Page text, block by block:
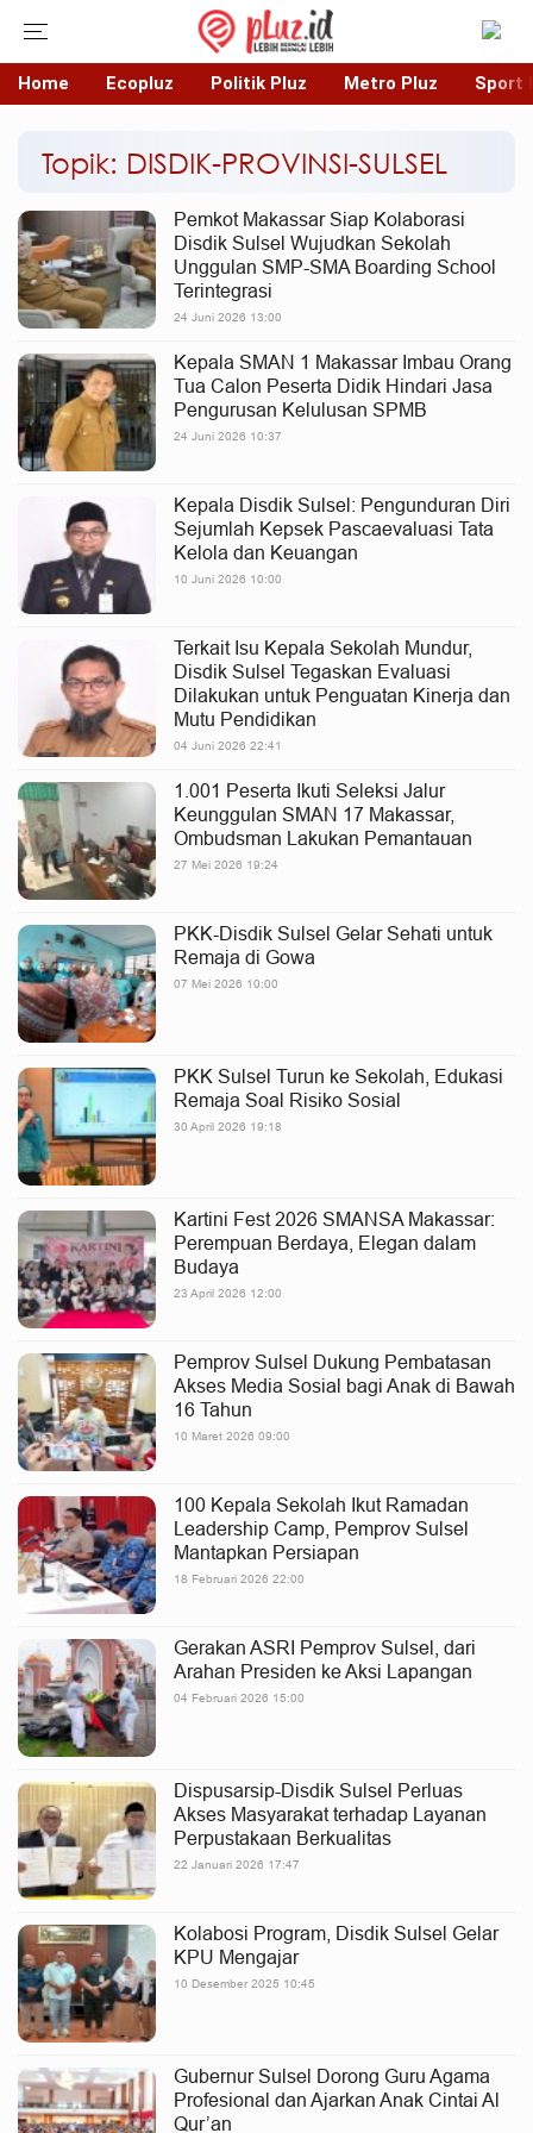
Home Ecopluz Politik Pluz Metro Pluz Sport
Topik: DISDIK-PROVINSI-SULSEL
Pemkot Makassar Siap Kolaborasi
Disdik Sulsel Wujudkan Sekolah
Unggulan SMP-SMA Boarding School
Terintegrasi
24 Juni 2026 13:00
Kepala SMAN 1 Makassar Imbau Orang
Tua Calon Peserta Didik Hindari Jasa
Pengurusan Kelulusan SPMB
24 Juni 2026 10:37
Kepala Disdik Sulsel: Pengunduran Diri
Sejumlah Kepsek Pascaevaluasi Tata
Kelola dan Keuangan
10 Juni 2026 10:00
Terkait Isu Kepala Sekolah Mundur,
Disdik Sulsel Tegaskan Evaluasi
Dilakukan untuk Penguatan Kinerja dan
Mutu Pendidikan
04 Juni 2026 22:41
1.001 Peserta Ikuti Seleksi Jalur
Keunggulan SMAN 17 Makassar,
Ombudsman Lakukan Pemantauan
27 Mei 2026 19:24
PKK-Disdik Sulsel Gelar Sehati untuk
Remaja di Gowa
07 Mei 2026 10:00
PKK Sulsel Turun ke Sekolah, Edukasi
Remaja Soal Risiko Sosial
30 April 2026 19:18
Kartini Fest 2026 SMANSA Makassar:
Perempuan Berdaya, Elegan dalam
Budaya
23 April 2026 12:00
Pemprov Sulsel Dukung Pembatasan
Akses Media Sosial bagi Anak di Bawah
16 Tahun
10 Maret 2026 09:00
100 Kepala Sekolah Ikut Ramadan
Leadership Camp, Pemprov Sulsel
Mantapkan Persiapan
18 Februari 2026 22:00
Gerakan ASRI Pemprov Sulsel, dari
Arahan Presiden ke Aksi Lapangan
04 Februari 2026 15:00
Dispusarsip-Disdik Sulsel Perluas
Akses Masyarakat terhadap Layanan
Perpustakaan Berkualitas
22 Januari 2026 17:47
Kolabosi Program, Disdik Sulsel Gelar
KPU Mengajar
10 Desember 2025 10:45
Gubernur Sulsel Dorong Guru Agama
Profesional dan Ajarkan Anak Cintai Al
Qur’an